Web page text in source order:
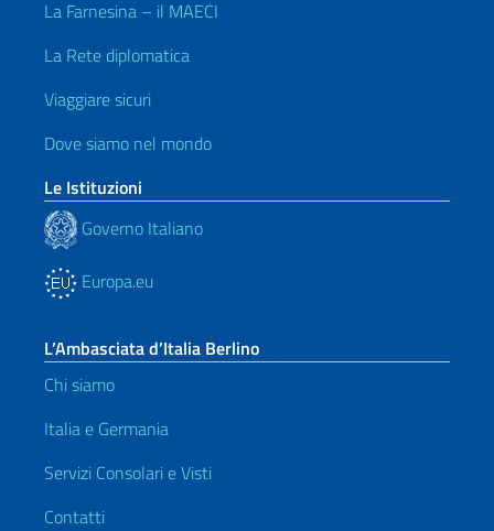
La Farnesina – il MAECI
La Rete diplomatica
Viaggiare sicuri
Dove siamo nel mondo
Le Istituzioni
Governo Italiano
Europa.eu
L’Ambasciata d’Italia Berlino
Chi siamo
Italia e Germania
Servizi Consolari e Visti
Contatti